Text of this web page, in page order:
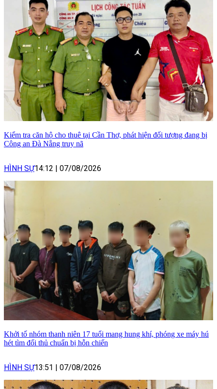
Kiểm tra căn hộ cho thuê tại Cần Thơ, phát hiện đối tượng đang bị
Công an Đà Nẵng truy nã
HÌNH SỰ14:12 | 07/08/2026
Khởi tố nhóm thanh niên 17 tuổi mang hung khí, phóng xe máy hú
hét tìm đối thủ chuẩn bị hỗn chiến
HÌNH SỰ13:51 | 07/08/2026